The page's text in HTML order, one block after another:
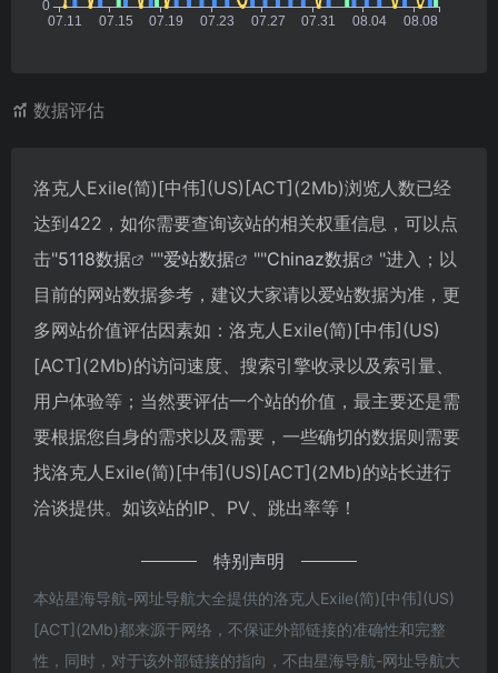
数据评估
洛克人Exile(简)[中伟](US)[ACT](2Mb)浏览人数已经
达到422，如你需要查询该站的相关权重信息，可以点
击"5118数据 ""爱站数据 ""Chinaz数据
"进入；以
目前的网站数据参考，建议大家请以爱站数据为准，更
多网站价值评估因素如：洛克人Exile(简)[中伟](US)
[ACT](2Mb)的访问速度、搜索引擎收录以及索引量、
用户体验等；当然要评估一个站的价值，最主要还是需
要根据您自身的需求以及需要，一些确切的数据则需要
找洛克人Exile(简)[中伟](US)[ACT](2Mb)的站长进行
洽谈提供。如该站的IP、PV、跳出率等！
特别声明
本站星海导航-网址导航大全提供的洛克人Exile(简)[中伟](US)
[ACT](2Mb)都来源于网络，不保证外部链接的准确性和完整
性，同时，对于该外部链接的指向，不由星海导航-网址导航大